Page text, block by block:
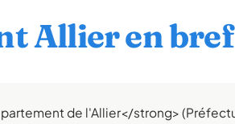
Allier en bref
de l'Allier</strong>